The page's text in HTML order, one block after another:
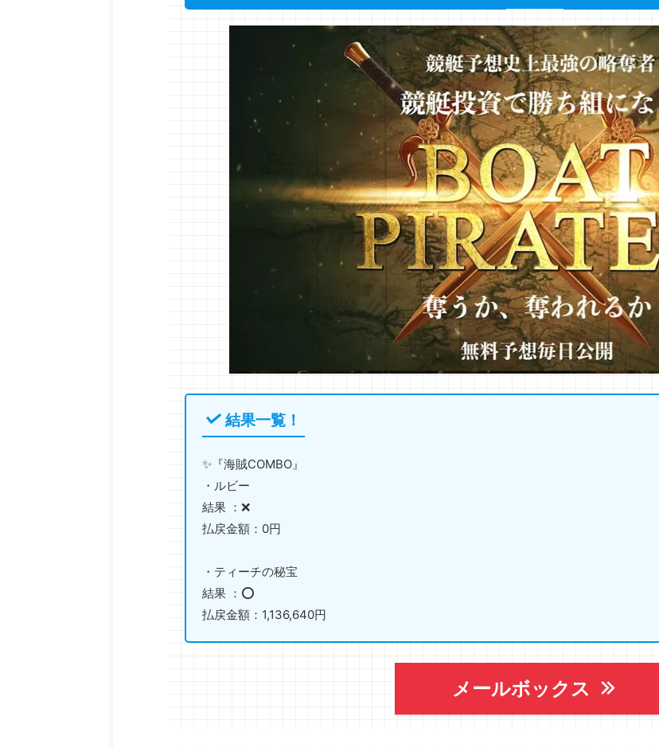
結果一覧！
✨『海賊COMBO』
・ルビー
結果 ：❌
払戻金額：0円
・ティーチの秘宝
結果 ：⭕️
払戻金額：1,136,640円
メールボックス